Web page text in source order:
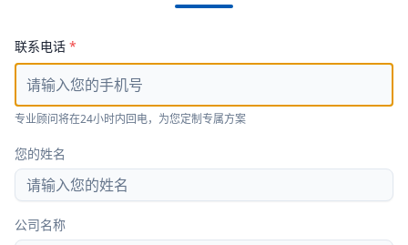
联系电话 *
专业顾问将在24小时内回电，为您定制专属方案
您的姓名
公司名称